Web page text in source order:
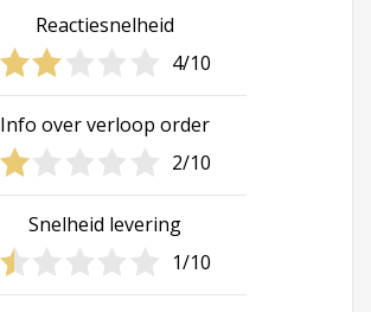
Reactiesnelheid
4/10
Info over verloop order
2/10
Snelheid levering
1/10